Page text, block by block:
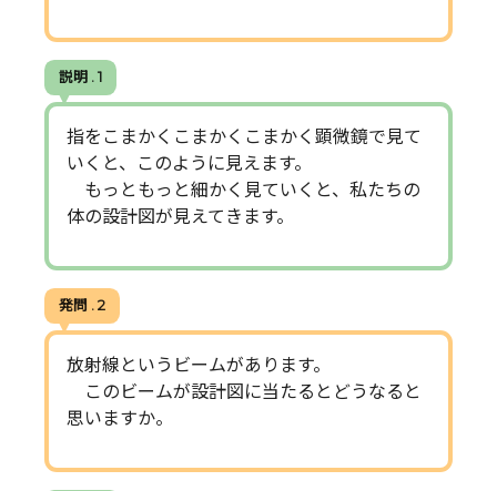
説明 . 1
指をこまかくこまかくこまかく顕微鏡で見て
いくと、このように見えます。
もっともっと細かく見ていくと、私たちの
体の設計図が見えてきます。
発問 . 2
放射線というビームがあります。
このビームが設計図に当たるとどうなると
思いますか。